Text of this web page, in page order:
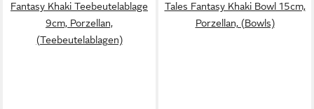
Fantasy Khaki Teebeutelablage
9cm, Porzellan,
(Teebeutelablagen)
Tales Fantasy Khaki Bowl 15cm,
Porzellan, (Bowls)